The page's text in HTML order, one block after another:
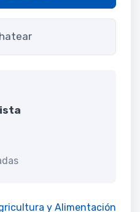
y Alimentación